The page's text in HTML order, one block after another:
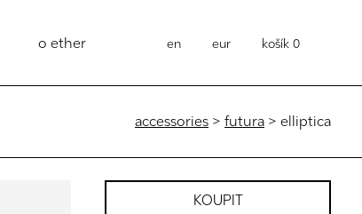
o ether en eur košík 0
accessories > futura > elliptica
KOUPIT